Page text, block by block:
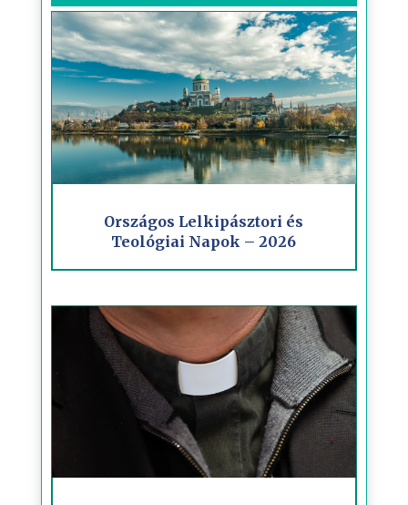
Országos Lelkipásztori és
Teológiai Napok – 2026